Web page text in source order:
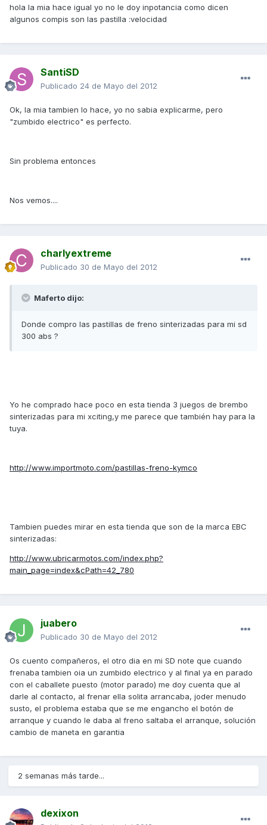
hola la mia hace igual yo no le doy inpotancia como dicen
algunos compis son las pastilla :velocidad
SantiSD
Publicado 24 de Mayo del 2012
Ok, la mia tambien lo hace, yo no sabia explicarme, pero
"zumbido electrico" es perfecto.
Sin problema entonces
Nos vemos....
charlyextreme
Publicado 30 de Mayo del 2012
Maferto dijo:
Donde compro las pastillas de freno sinterizadas para mi sd
300 abs ?
Yo he comprado hace poco en esta tienda 3 juegos de brembo
sinterizadas para mi xciting,y me parece que también hay para la
tuya.
http://www.importmoto.com/pastillas-freno-kymco
Tambien puedes mirar en esta tienda que son de la marca EBC
sinterizadas:
http://www.ubricarmotos.com/index.php?
main_page=index&cPath=42_780
juabero
Publicado 30 de Mayo del 2012
Os cuento compañeros, el otro dia en mi SD note que cuando
frenaba tambien oia un zumbido electrico y al final ya en parado
con el caballete puesto (motor parado) me doy cuenta que al
darle al contacto, al frenar ella solita arrancaba, joder menudo
susto, el problema estaba que se me engancho el botón de
arranque y cuando le daba al freno saltaba el arranque, solución
cambio de maneta en garantia
2 semanas más tarde...
dexixon